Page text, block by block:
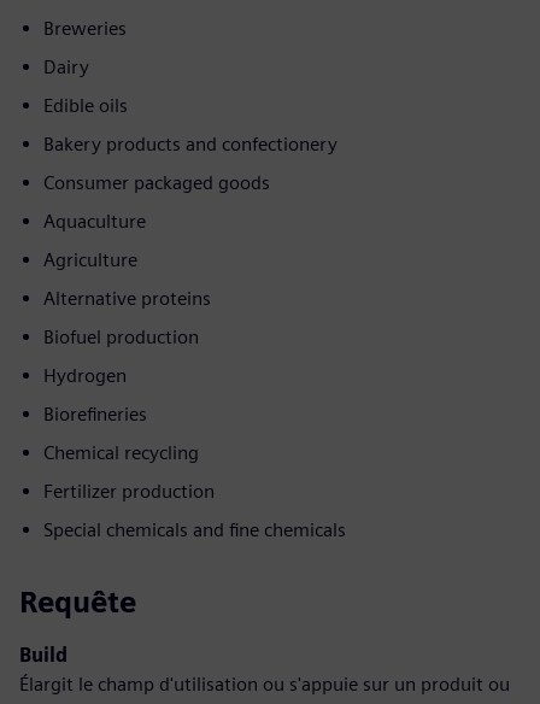
Breweries
Dairy
Edible oils
Bakery products and confectionery
Consumer packaged goods
Aquaculture
Agriculture
Alternative proteins
Biofuel production
Hydrogen
Biorefineries
Chemical recycling
Fertilizer production
Special chemicals and fine chemicals
Requête
Build
Élargit le champ d'utilisation ou s'appuie sur un produit ou